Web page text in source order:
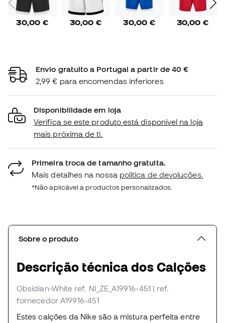
30,00 € 30,00 € 30,00 € 30,00 €
Envio gratuito a Portugal a partir de 40 €
2,99 € para encomendas inferiores
Disponibilidade em loja
Verifica se este produto está disponível na loja
mais próxima de ti.
Primeira troca de tamanho gratuita.
Mais detalhes na nossa política de devoluções.
*Não aplicável a productos personalizados.
Sobre o produto
Descrição técnica dos Calções
Obsidian-White ref. NI_ZE_A19916-451 | ref.
fornecedor A19916-451
Estes calções da Nike são a mistura perfeita entre